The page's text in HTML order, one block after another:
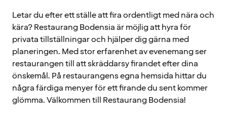
Letar du efter ett ställe att fira ordentligt med nära och
kära? Restaurang Bodensia är möjlig att hyra för
privata tillställningar och hjälper dig gärna med
planeringen. Med stor erfarenhet av evenemang ser
restaurangen till att skräddarsy firandet efter dina
önskemål. På restaurangens egna hemsida hittar du
några färdiga menyer för ett firande du sent kommer
glömma. Välkommen till Restaurang Bodensia!